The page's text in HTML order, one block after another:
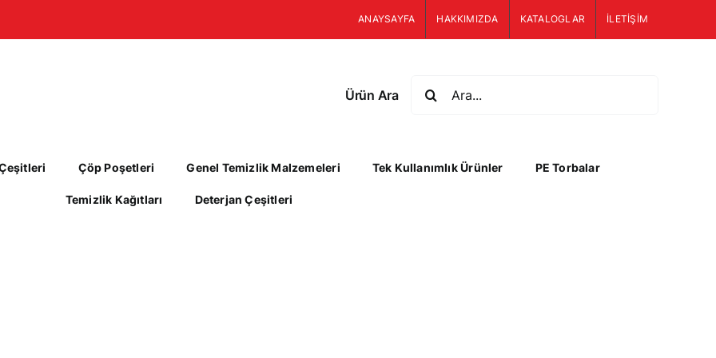
ANAYSAYFA HAKKIMIZDA KATALOGLAR İLETİŞİM
Ürün Ara
Çöp Poşetleri Genel Temizlik Malzemeleri Tek Kullanımlık Ürünler PE Torbalar
Temizlik Kağıtları Deterjan Çeşitleri